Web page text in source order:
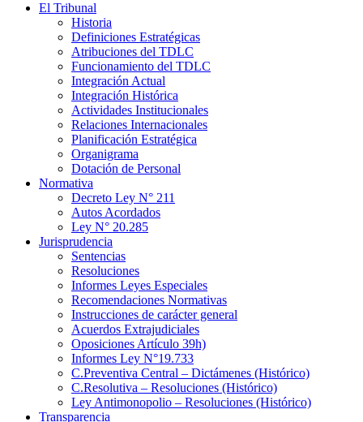
El Tribunal
Historia
Definiciones Estratégicas
Atribuciones del TDLC
Funcionamiento del TDLC
Integración Actual
Integración Histórica
Actividades Institucionales
Relaciones Internacionales
Planificación Estratégica
Organigrama
Dotación de Personal
Normativa
Decreto Ley N° 211
Autos Acordados
Ley N° 20.285
Jurisprudencia
Sentencias
Resoluciones
Informes Leyes Especiales
Recomendaciones Normativas
Instrucciones de carácter general
Acuerdos Extrajudiciales
Oposiciones Artículo 39h)
Informes Ley N°19.733
C.Preventiva Central – Dictámenes (Histórico)
C.Resolutiva – Resoluciones (Histórico)
Ley Antimonopolio – Resoluciones (Histórico)
Transparencia